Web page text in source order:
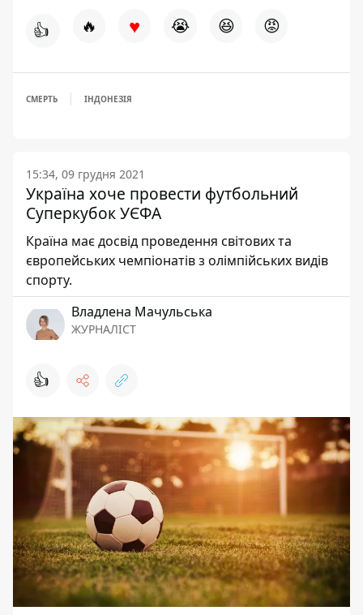
👍 🔥 ♥ 😭 😆 😡
СМЕРТЬ ІНДОНЕЗІЯ
15:34, 09 грудня 2021
Україна хоче провести футбольний
Суперкубок УЄФА
Країна має досвід проведення світових та
європейських чемпіонатів з олімпійських видів
спорту.
Владлена Мачульська
ЖУРНАЛІСТ
👍